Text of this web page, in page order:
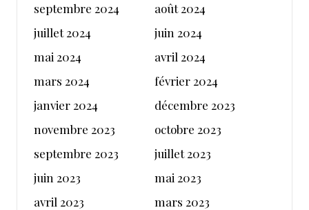
septembre 2024
août 2024
juillet 2024
juin 2024
mai 2024
avril 2024
mars 2024
février 2024
janvier 2024
décembre 2023
novembre 2023
octobre 2023
septembre 2023
juillet 2023
juin 2023
mai 2023
avril 2023
mars 2023